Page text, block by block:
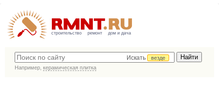
строительство ремонт дом и дача
Искать
везде
Например, керамическая плитка